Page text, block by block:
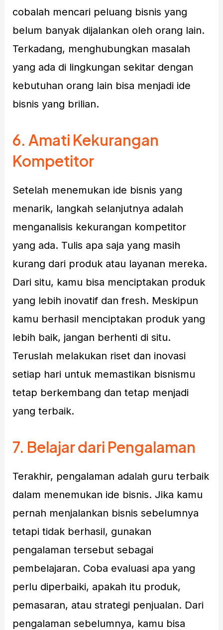
cobalah mencari peluang bisnis yang
belum banyak dijalankan oleh orang lain.
Terkadang, menghubungkan masalah
yang ada di lingkungan sekitar dengan
kebutuhan orang lain bisa menjadi ide
bisnis yang brilian.
6.Amati Kekurangan
Kompetitor
Setelah menemukan ide bisnis yang
menarik, langkah selanjutnya adalah
menganalisis kekurangan kompetitor
yang ada. Tulis apa saja yang masih
kurang dari produk atau layanan mereka.
Dari situ, kamu bisa menciptakan produk
yang lebih inovatif dan fresh. Meskipun
kamu berhasil menciptakan produk yang
lebih baik, jangan berhenti di situ.
Teruslah melakukan riset dan inovasi
setiap hari untuk memastikan bisnismu
tetap berkembang dan tetap menjadi
yang terbaik.
7. Belajar dari Pengalaman
Terakhir, pengalaman adalah guru terbaik
dalam menemukan ide bisnis. Jika kamu
pernah menjalankan bisnis sebelumnya
tetapi tidak berhasil, gunakan
pengalaman tersebut sebagai
pembelajaran. Coba evaluasi apa yang
perlu diperbaiki, apakah itu produk,
pemasaran, atau strategi penjualan. Dari
pengalaman sebelumnya, kamu bisa